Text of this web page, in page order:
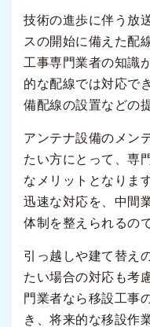
技術の進歩に伴う放
スの開始に備えた配
工事専門業者の知識
的な配線では対応で
備配線の設置などの
アンテナ設備のメン
たい方にとって、専
なメリットとなりま
迅速な対応を、中間
体制を整えられるの
引っ越しや建て替え
たい場合の対応も考
門業者なら移設工事
き、将来的な移設作